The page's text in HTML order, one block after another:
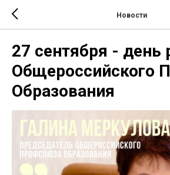
Новости
27 сентября - день
Общероссийского
Образования